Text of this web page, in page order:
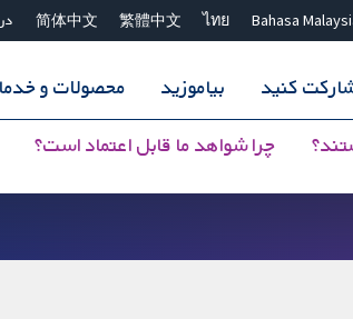
Bahasa
ไทย
繁體中文
简体中文
چرا شواهد ما قابل اعتماد است؟
کنید بیاموزید محصولات و